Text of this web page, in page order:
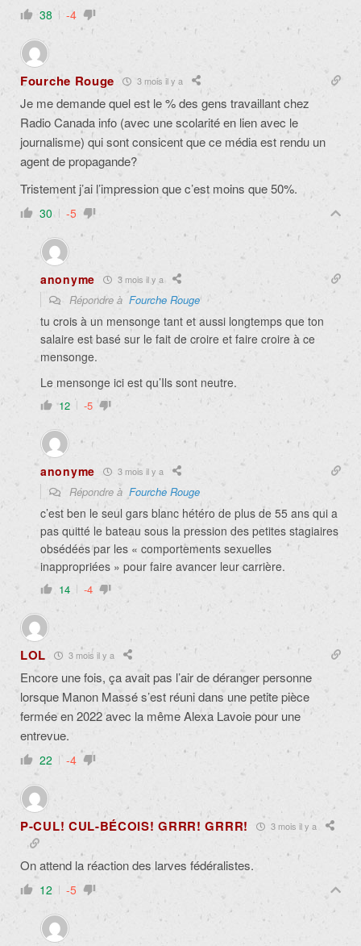
38 -4
Fourche Rouge 3 mois il y a
Je me demande quel est le % des gens travaillant chez
Radio Canada info (avec une scolarité en lien avec le
journalisme) qui sont consicent que ce média est rendu un
agent de propagande?
Tristement j’ai l’impression que c’est moins que 50%.
30 -5
anonyme 3 mois il y a
Répondre à Fourche Rouge
tu crois à un mensonge tant et aussi longtemps que ton
salaire est basé sur le fait de croire et faire croire à ce
mensonge.
Le mensonge ici est qu’Ils sont neutre.
12 -5
anonyme 3 mois il y a
Répondre à Fourche Rouge
c’est ben le seul gars blanc hétéro de plus de 55 ans qui a
pas quitté le bateau sous la pression des petites stagiaires
obsédées par les « comportements sexuelles
inappropriées » pour faire avancer leur carrière.
14 -4
LOL 3 mois il y a
Encore une fois, ça avait pas l’air de déranger personne
lorsque Manon Massé s’est réuni dans une petite pièce
fermée en 2022 avec la même Alexa Lavoie pour une
entrevue.
22 -4
P-CUL! CUL-BÉCOIS! GRRR! GRRR! 3 mois il y a
On attend la réaction des larves fédéralistes.
12 -5